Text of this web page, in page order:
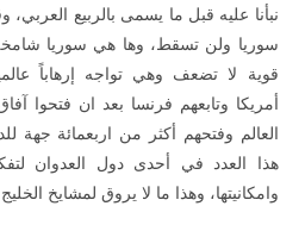
نبأنا عليه قبل ما يسمى بالربيع
سوريا ولن تسقط، وها هي سوريا شامخة
قوية لا تضعف وهي تواجه إرهاباً
أمريكا وتابعهم فرنسا بعد ان فتحوا
العالم وفتحهم أكثر من اربعمائة جهة
هذا العدد في أحدى دول العدوان
وامكانيتها، وهذا ما لا يروق لمشايخ